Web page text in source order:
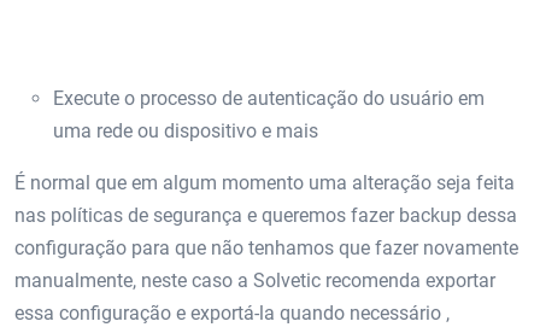
Execute o processo de autenticação do usuário em
uma rede ou dispositivo e mais
É normal que em algum momento uma alteração seja feita
nas políticas de segurança e queremos fazer backup dessa
configuração para que não tenhamos que fazer novamente
manualmente, neste caso a Solvetic recomenda exportar
essa configuração e exportá-la quando necessário ,